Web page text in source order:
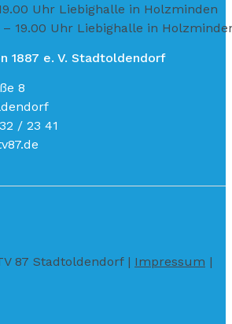
Uhr Liebighalle in Holzminden
– 19.00 Uhr Liebighalle in
1887 e. V. Stadtoldendorf
8
/ 23 41
87 Stadtoldendorf | Impressum |